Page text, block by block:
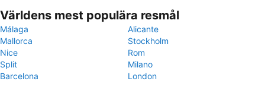
Världens mest populära resmål
Málaga
Alicante
Mallorca
Stockholm
Nice
Rom
Split
Milano
Barcelona
London